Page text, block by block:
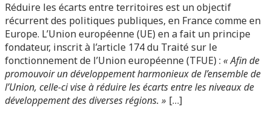
Réduire les écarts entre territoires est un objectif
récurrent des politiques publiques, en France comme en
Europe. L’Union européenne (UE) en a fait un principe
fondateur, inscrit à l’article 174 du Traité sur le
fonctionnement de l’Union européenne (TFUE) : « Afin de
promouvoir un développement harmonieux de l’ensemble de
l’Union, celle-ci vise à réduire les écarts entre les niveaux de
développement des diverses régions. » […]